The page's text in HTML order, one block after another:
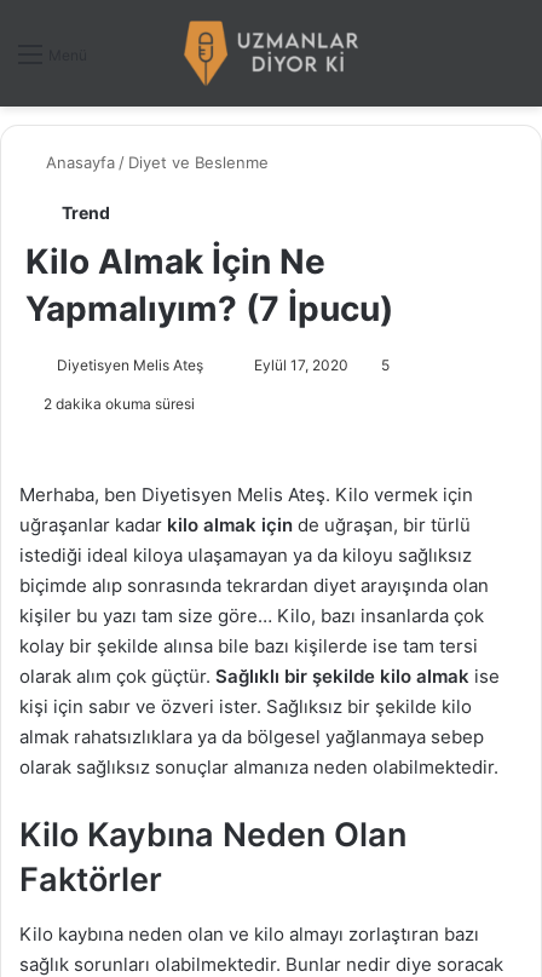
Anasayfa / Diyet ve Beslenme
Trend
Kilo Almak İçin Ne
Yapmalıyım? (7 İpucu)
Diyetisyen Melis Ateş
s
a
g
ö
n
d
e
m
Eylül 17, 2020 5
2 dakika okuma süresi
Merhaba, ben Diyetisyen Melis Ateş. Kilo vermek için
uğraşanlar kadar kilo almak için de uğraşan, bir türlü
istediği ideal kiloya ulaşamayan ya da kiloyu sağlıksız
biçimde alıp sonrasında tekrardan diyet arayışında olan
kişiler bu yazı tam size göre… Kilo, bazı insanlarda çok
kolay bir şekilde alınsa bile bazı kişilerde ise tam tersi
olarak alım çok güçtür. Sağlıklı bir şekilde kilo almak ise
kişi için sabır ve özveri ister. Sağlıksız bir şekilde kilo
almak rahatsızlıklara ya da bölgesel yağlanmaya sebep
olarak sağlıksız sonuçlar almanıza neden olabilmektedir.
Kilo Kaybına Neden Olan
Faktörler
Kilo kaybına neden olan ve kilo almayı zorlaştıran bazı
sağlık sorunları olabilmektedir. Bunlar nedir diye soracak